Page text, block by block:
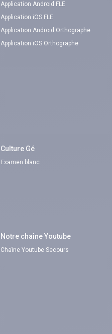
Application Android FLE
Application iOS FLE
Application Android Orthographe
Application iOS Orthographe
Culture Gé
Examen blanc
Notre chaîne Youtube
Chaîne Youtube Secours